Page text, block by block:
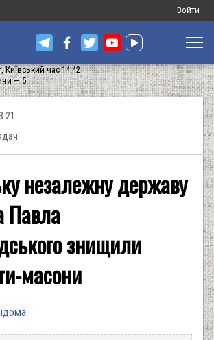
Меню
запису
Войти
Київський час 14:42
— 5
незалежну державу
Павла
знищили
масони